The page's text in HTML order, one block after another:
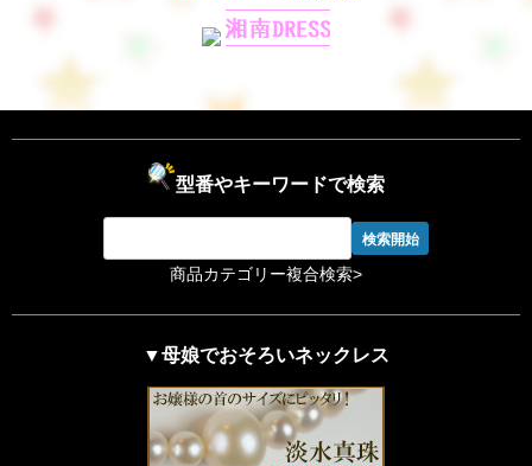
型番やキーワードで検索
商品カテゴリー複合検索>
▼母娘でおそろいネックレス